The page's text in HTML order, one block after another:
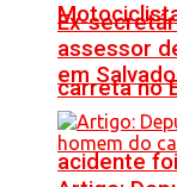
carreta no
acidente
Ex-
assessor
em